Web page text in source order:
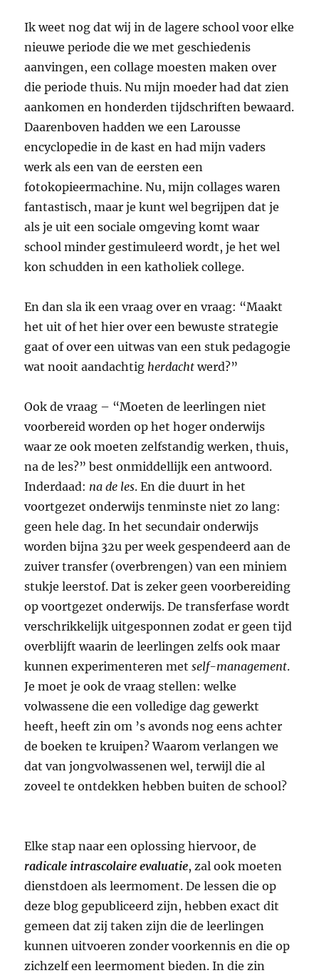
Ik weet nog dat wij in de lagere school voor elke
nieuwe periode die we met geschiedenis
aanvingen, een collage moesten maken over
die periode thuis. Nu mijn moeder had dat zien
aankomen en honderden tijdschriften bewaard.
Daarenboven hadden we een Larousse
encyclopedie in de kast en had mijn vaders
werk als een van de eersten een
fotokopieermachine. Nu, mijn collages waren
fantastisch, maar je kunt wel begrijpen dat je
als je uit een sociale omgeving komt waar
school minder gestimuleerd wordt, je het wel
kon schudden in een katholiek college.
En dan sla ik een vraag over en vraag: “Maakt
het uit of het hier over een bewuste strategie
gaat of over een uitwas van een stuk pedagogie
wat nooit aandachtigherdachtwerd?”
Ook de vraag – “Moeten de leerlingen niet
voorbereid worden op het hoger onderwijs
waar ze ook moeten zelfstandig werken, thuis,
na de les?” best onmiddellijk een antwoord.
Inderdaad: na de les. En die duurt in het
voortgezet onderwijs tenminste niet zo lang:
geen hele dag. In het secundair onderwijs
worden bijna 32u per week gespendeerd aan de
zuiver transfer (overbrengen) van een miniem
stukje leerstof. Dat is zeker geen voorbereiding
op voortgezet onderwijs. De transferfase wordt
verschrikkelijk uitgesponnen zodat er geen tijd
overblijft waarin de leerlingen zelfs ook maar
kunnen experimenteren metself-management.
Je moet je ook de vraag stellen: welke
volwassene die een volledige dag gewerkt
heeft, heeft zin om ’s avonds nog eens achter
de boeken te kruipen? Waarom verlangen we
dat van jongvolwassenen wel, terwijl die al
zoveel te ontdekken hebben buiten de school?
Elke stap naar een oplossing hiervoor, de
radicale intrascolaire evaluatie, zal ook moeten
dienstdoen als leermoment. De lessen die op
deze blog gepubliceerd zijn, hebben exact dit
gemeen dat zij taken zijn die de leerlingen
kunnen uitvoeren zonder voorkennis en die op
zichzelf een leermoment bieden. In die zin